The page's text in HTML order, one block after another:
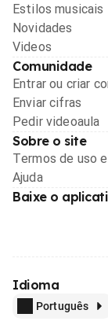
Estilos musicais
Novidades
Videos
Comunidade
Entrar ou criar
Enviar cifras
Pedir videoaula
Sobre o site
Termos de uso
Ajuda
Baixe o
Idioma
Português